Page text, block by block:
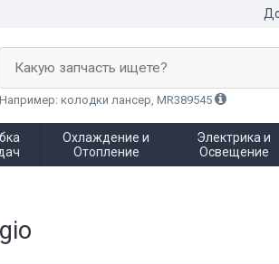
Какую запчасть ищете?
Например: колодки лансер, MR389545
Охлаждение и
Отопление
Электрика и
Освещение